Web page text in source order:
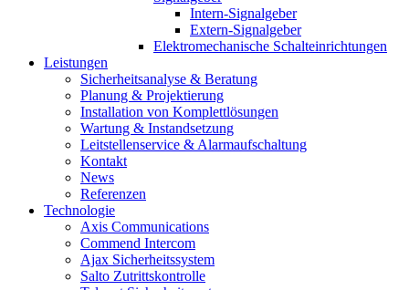
Intern-Signalgeber
Extern-Signalgeber
Elektromechanische Schalteinrichtungen
Leistungen
Sicherheitsanalyse & Beratung
Planung & Projektierung​
Installation von Komplettlösungen
Wartung & Instandsetzung
Leitstellenservice & Alarmaufschaltung
Kontakt
News
Referenzen
Technologie
Axis Communications
Commend Intercom
Ajax Sicherheitssystem​
Salto Zutrittskontrolle